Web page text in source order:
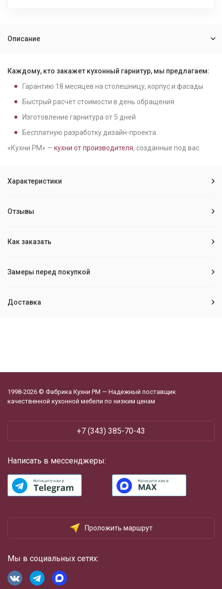
Описание
Каждому, кто закажет кухонный гарнитур, мы предлагаем:
Гарантию 18 месяцев на столешницу, корпус и фасады
Быстрый расчёт стоимости в день обращения
Изготовление гарнитура от 5 дней
Бесплатную разработку дизайн-проекта
«Кухни РМ» — кухни от производителя, созданные под вас.
Характеристики
Отзывы
Как заказать
Замеры перед покупкой
Доставка
1998-2026 © Фабрика Кухни РМ — Надежный поставщик
качественной кухонной мебели по низким ценам
+7 (343) 385-70-43
Написать в мессенджеры:
Проложить маршрут
Мы в социальных сетях: